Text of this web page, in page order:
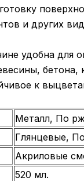
и других
удобна
к
Металл, По
Глянцевые,
Акриловые
520 мл.